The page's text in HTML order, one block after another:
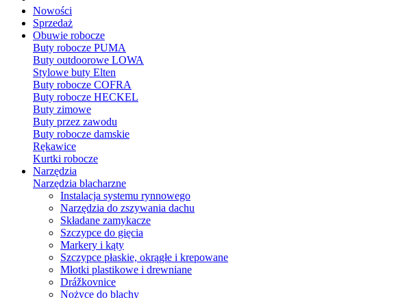
Nowości
Sprzedaż
Obuwie robocze
Buty robocze PUMA
Buty outdoorowe LOWA
Stylowe buty Elten
Buty robocze COFRA
Buty robocze HECKEL
Buty zimowe
Buty przez zawodu
Buty robocze damskie
Rękawice
Kurtki robocze
Narzędzia
Narzędzia blacharzne
Instalacja systemu rynnowego
Narzędzia do zszywania dachu
Składane zamykacze
Szczypce do gięcia
Markery i kąty
Szczypce płaskie, okrągłe i krepowane
Młotki plastikowe i drewniane
Drážkovnice
Nożyce do blachy